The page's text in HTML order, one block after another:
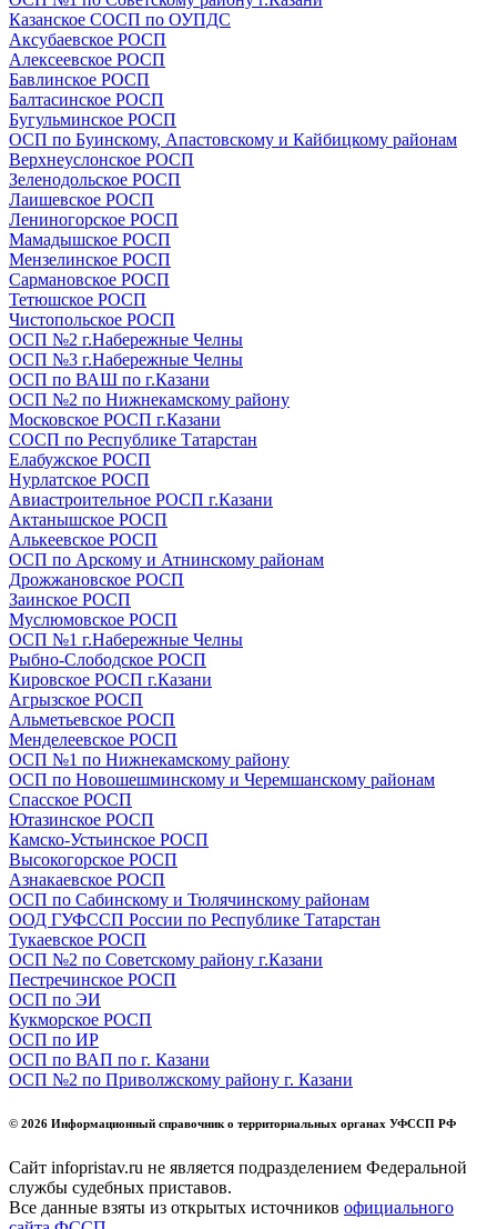
Казанское СОСП по ОУПДС
Аксубаевское РОСП
Алексеевское РОСП
Бавлинское РОСП
Балтасинское РОСП
Бугульминское РОСП
ОСП по Буинскому, Апастовскому и Кайбицкому районам
Верхнеуслонское РОСП
Зеленодольское РОСП
Лаишевское РОСП
Лениногорское РОСП
Мамадышское РОСП
Мензелинское РОСП
Сармановское РОСП
Тетюшское РОСП
Чистопольское РОСП
ОСП №2 г.Набережные Челны
ОСП №3 г.Набережные Челны
ОСП по ВАШ по г.Казани
ОСП №2 по Нижнекамскому району
Московское РОСП г.Казани
СОСП по Республике Татарстан
Елабужское РОСП
Нурлатское РОСП
Авиастроительное РОСП г.Казани
Актанышское РОСП
Алькеевское РОСП
ОСП по Арскому и Атнинскому районам
Дрожжановское РОСП
Заинское РОСП
Муслюмовское РОСП
ОСП №1 г.Набережные Челны
Рыбно-Слободское РОСП
Кировское РОСП г.Казани
Агрызское РОСП
Альметьевское РОСП
Менделеевское РОСП
ОСП №1 по Нижнекамскому району
ОСП по Новошешминскому и Черемшанскому районам
Спасское РОСП
Ютазинское РОСП
Камско-Устьинское РОСП
Высокогорское РОСП
Азнакаевское РОСП
ОСП по Сабинскому и Тюлячинскому районам
ООД ГУФССП России по Республике Татарстан
Тукаевское РОСП
ОСП №2 по Советскому району г.Казани
Пестречинское РОСП
ОСП по ЭИ
Кукморское РОСП
ОСП по ИР
ОСП по ВАП по г. Казани
ОСП №2 по Приволжскому району г. Казани
© 2026 Информационный справочник о территориальных органах УФССП РФ
Сайт infopristav.ru не является подразделением Федеральной
службы судебных приставов.
Все данные взяты из открытых источников официального